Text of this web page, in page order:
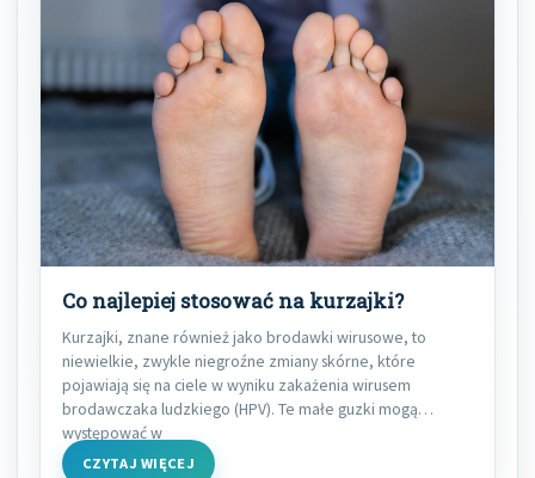
Co najlepiej stosować na kurzajki?
Kurzajki, znane również jako brodawki wirusowe, to
niewielkie, zwykle niegroźne zmiany skórne, które
pojawiają się na ciele w wyniku zakażenia wirusem
brodawczaka ludzkiego (HPV). Te małe guzki mogą
występować w
CZYTAJ WIĘCEJ